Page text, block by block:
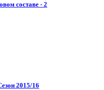
составе - 2
2015/16